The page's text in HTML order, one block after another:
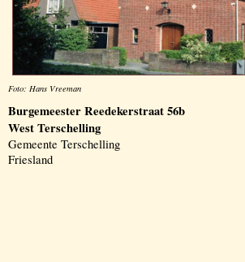
Foto: Hans Vreeman
Burgemeester Reedekerstraat 56b
West Terschelling
Gemeente Terschelling
Friesland